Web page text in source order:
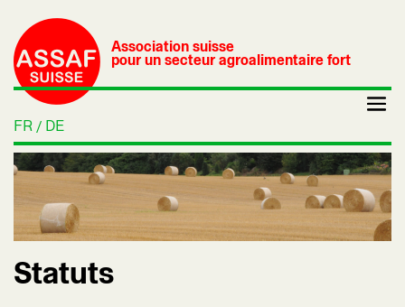
FR DE
Association suisse
pour un secteur agroalimentaire fort
Statuts